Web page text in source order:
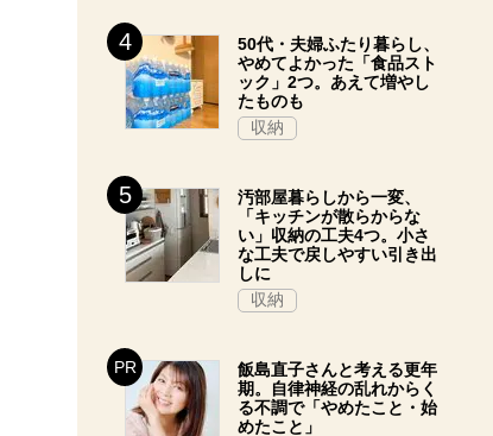
50代・夫婦ふたり暮らし、
やめてよかった「食品スト
ック」2つ。あえて増やし
たものも
収納
汚部屋暮らしから一変、
「キッチンが散らからな
い」収納の工夫4つ。小さ
な工夫で戻しやすい引き出
しに
収納
飯島直子さんと考える更年
期。自律神経の乱れからく
る不調で「やめたこと・始
めたこと」